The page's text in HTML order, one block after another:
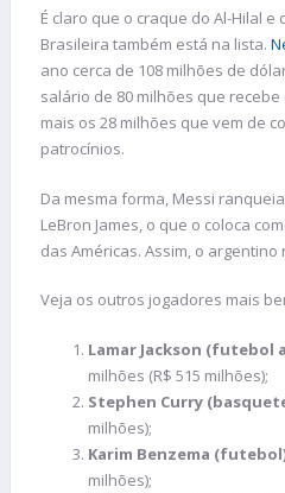
É claro que o craque do Al-Hilal e
Brasileira também está na lista.
ano cerca de 108 milhões de
salário de 80 milhões que
mais os 28 milhões que vem de
patrocínios.
Da mesma forma, Messi
LeBron James, o que o coloca
das Américas. Assim, o
Veja os outros jogadores mais
Lamar Jackson (futebol
milhões (R$ 515 milhões);
Stephen Curry
milhões);
Karim Benzema
milhões);